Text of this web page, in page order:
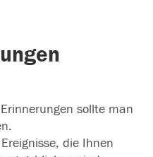
sollte man
die Ihnen